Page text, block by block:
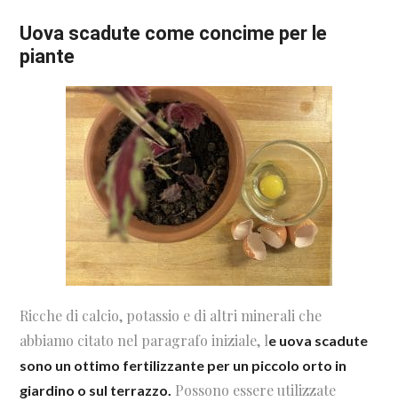
Uova scadute come concime per le
piante
Ricche di calcio, potassio e di altri minerali che
abbiamo citato nel paragrafo iniziale, le uova scadute
sono un ottimo fertilizzante per un piccolo orto in
giardino o sul terrazzo. Possono essere utilizzate